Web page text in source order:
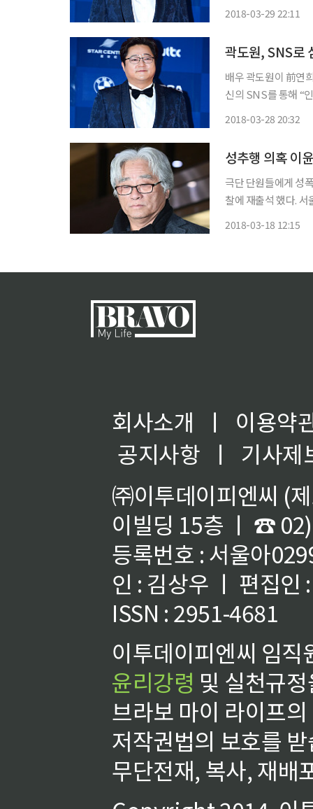
2018-03-29 22:11
곽도원, SNS로
배우 곽도원이 前연희단
신의 SNS를 통해 “
2018-03-28 20:32
성추행 의혹 이
극단 단원들에게 성
찰에 재출석 했다. 서울지방경찰청 성폭력범죄특별수사대는 전날 이 전 감독을 15시간 가량
2018-03-18 12:15
회사소개 ㅣ
이용약
공지사항
ㅣ
기사제
㈜이투데이피엔씨 (
이빌딩 15층 ㅣ ☎
등록번호 : 서울아
인 : 김상우 ㅣ 편집인
ISSN : 2951-4681
이투데이피엔씨 임
윤리강령 및 실천규
브라보 마이 라이프
저작권법의 보호를
무단전재, 복사, 재배